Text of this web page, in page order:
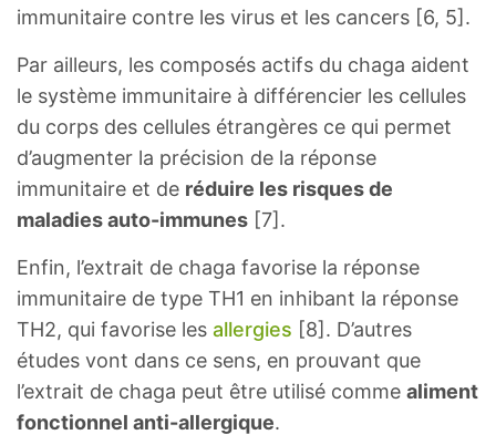
immunitaire contre les virus et les cancers [6, 5].
Par ailleurs, les composés actifs du chaga aident
le système immunitaire à différencier les cellules
du corps des cellules étrangères ce qui permet
d’augmenter la précision de la réponse
immunitaire et de réduire les risques de
maladies auto-immunes [7].
Enfin, l’extrait de chaga favorise la réponse
immunitaire de type TH1 en inhibant la réponse
TH2, qui favorise les allergies [8]. D’autres
études vont dans ce sens, en prouvant que
l’extrait de chaga peut être utilisé comme aliment
fonctionnel anti-allergique.